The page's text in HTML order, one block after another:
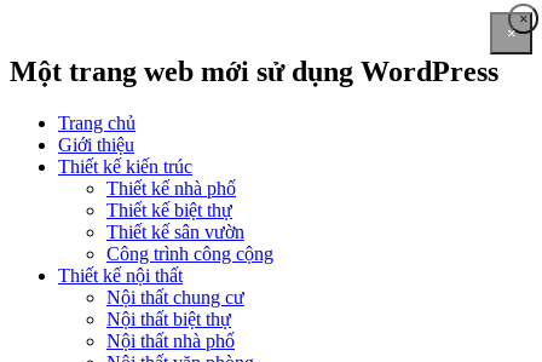
Một trang web mới sử dụng WordPress
Trang chủ
Giới thiệu
Thiết kế kiến trúc
Thiết kế nhà phố
Thiết kế biệt thự
Thiết kế sân vườn
Công trình công cộng
Thiết kế nội thất
Nội thất chung cư
Nội thất biệt thự
Nội thất nhà phố
×
×